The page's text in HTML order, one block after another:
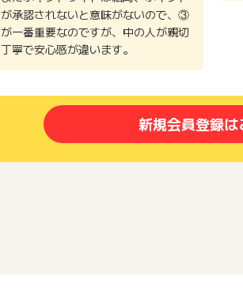
が承認されないと意味がないので、③
が一番重要なのですが、中の人が親切
丁寧で安心感が違います。
新規会員登録は